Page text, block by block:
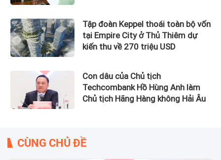
Tập đoàn Keppel thoái toàn bộ vốn
tại Empire City ở Thủ Thiêm dự
kiến thu về 270 triệu USD
Con dâu của Chủ tịch
Techcombank Hồ Hùng Anh làm
Chủ tịch Hãng Hàng không Hải Âu
CÙNG CHỦ ĐỀ